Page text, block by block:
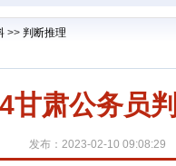
>> 判断推理
甘肃公务员
发布：2023-02-10 09:08:29